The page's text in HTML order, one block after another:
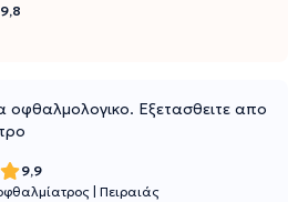
9,8
οφθαλμολογικο. Εξετασθειτε απο
9,9
Πειραιάς